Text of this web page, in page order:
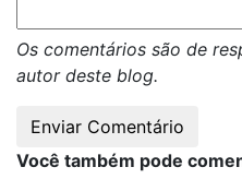
Os comentários são de
autor deste blog.
Você também pode